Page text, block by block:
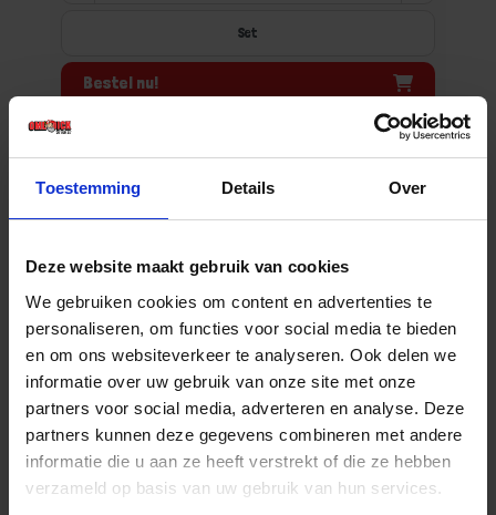
Toestemming Details Over
Deze website maakt gebruik van cookies
We gebruiken cookies om content en advertenties te
personaliseren, om functies voor social media te bieden
en om ons websiteverkeer te analyseren. Ook delen we
informatie over uw gebruik van onze site met onze
partners voor social media, adverteren en analyse. Deze
partners kunnen deze gegevens combineren met andere
informatie die u aan ze heeft verstrekt of die ze hebben
verzameld op basis van uw gebruik van hun services.
Set
Bestel nu!
ROTEC Draadreparatieset Ro-Coil BSP 1-11
Niet op voorraad, levertijd 1 tot meerdere werkdagen
Artikelnummer merk: 395.1000